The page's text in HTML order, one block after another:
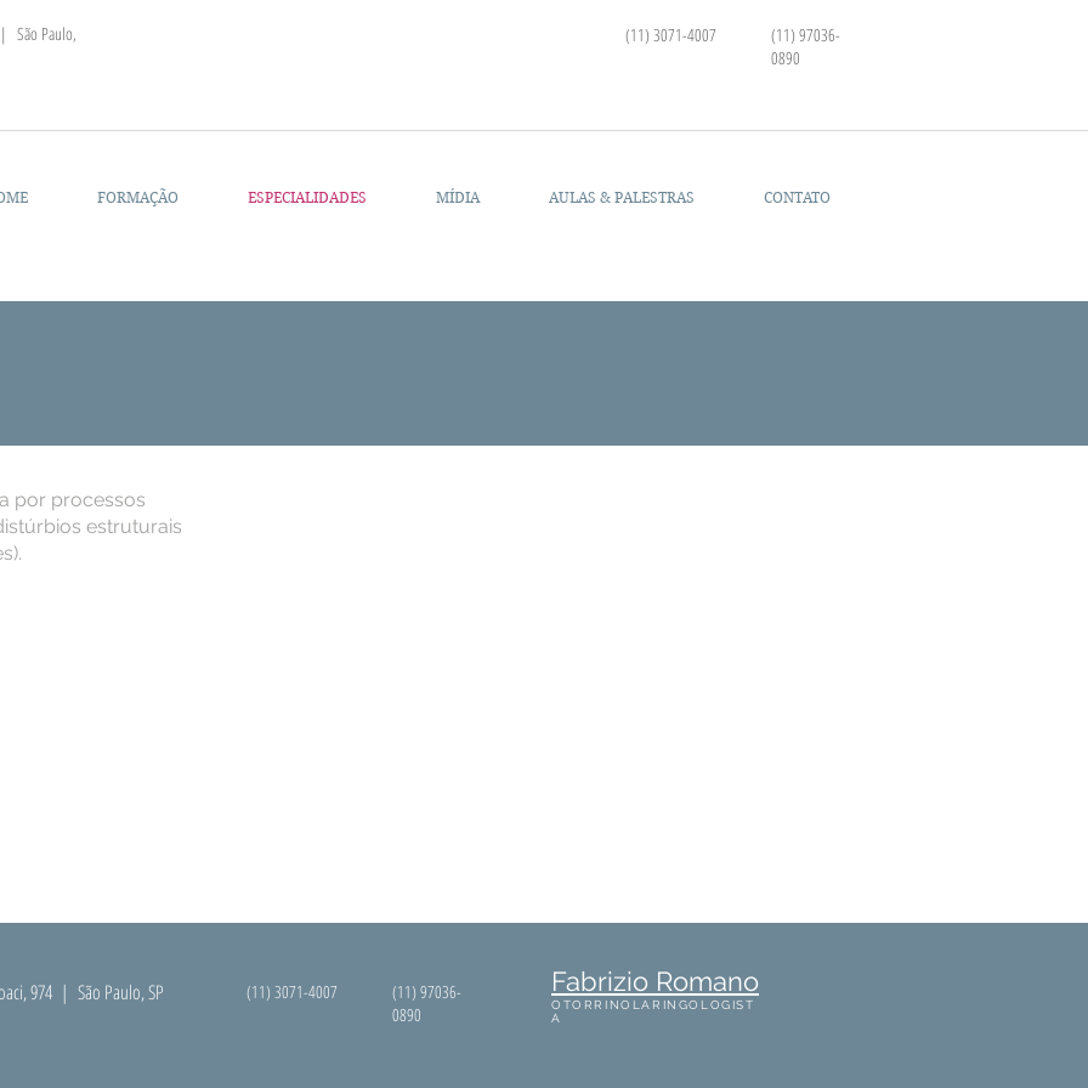
São Paulo,
(11) 3071-4007
(11) 97036-
0890
FORMAÇÃO ESPECIALIDADES MÍDIA AULAS & PALESTRAS CONTATO
por processos
estruturais
974 | São Paulo, SP (11) 3071-4007
(11) 97036-
0890
Fabrizio Romano
OTORRINOLARINGOLOGIST
A